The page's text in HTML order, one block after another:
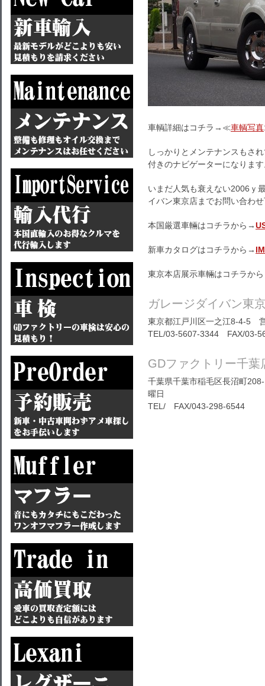
車輌詳細はコチラ→≪車輌写真
しっかりとメンテナンスもさ
付きのナビゲーターになりま
いまだ人気も衰えない2006ｙ
イバン東京店までお問い合わ
本国厳選車輛はコチラから→
新車カタログはコチラから→
東京本店展示車輛はコチラか
ガレージダイバン東
東京都江戸川区一之江8-4-5
TEL/03-5607-3344 FAX/03-
GDファクトリー千葉
千葉県千葉市稲毛区長沼町
曜日
TEL/ FAX/043-298-6544